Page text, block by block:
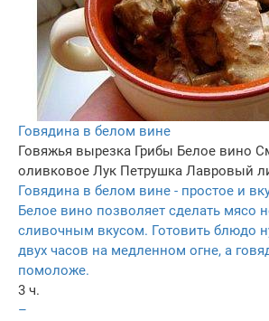
Говядина в белом вине
Говяжья вырезка Грибы Белое вино
оливковое Лук Петрушка Лавровый
Говядина в белом вине - простое и
Белое вино позволяет сделать мясо
сливочным вкусом. Готовить блюдо
двух часов на медленном огне, а
помоложе.
3 ч.
–